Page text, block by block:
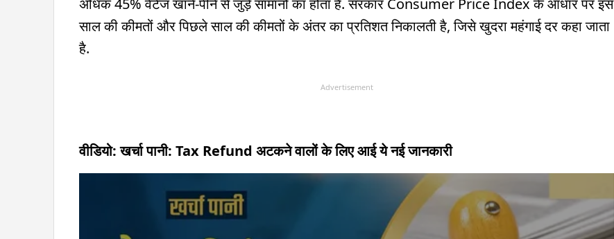
अधिक 45% वेटेज खाने-पीने से जुड़े सामानों का होता है. सरकार Consumer Price Index के आधार पर इस
साल की कीमतों और पिछले साल की कीमतों के अंतर का प्रतिशत निकालती है, जिसे खुदरा महंगाई दर कहा जाता
है.
Advertisement
वीडियो: खर्चा पानी: Tax Refund अटकने वालों के लिए आई ये नई जानकारी